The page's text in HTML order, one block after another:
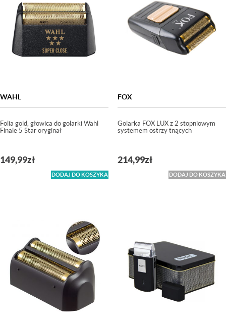
WAHL
Folia gold, głowica do golarki Wahl
Finale 5 Star oryginał
149,99zł
DODAJ DO KOSZYKA
FOX
Golarka FOX LUX z 2 stopniowym
systemem ostrzy tnących
214,99zł
DODAJ DO KOSZYKA